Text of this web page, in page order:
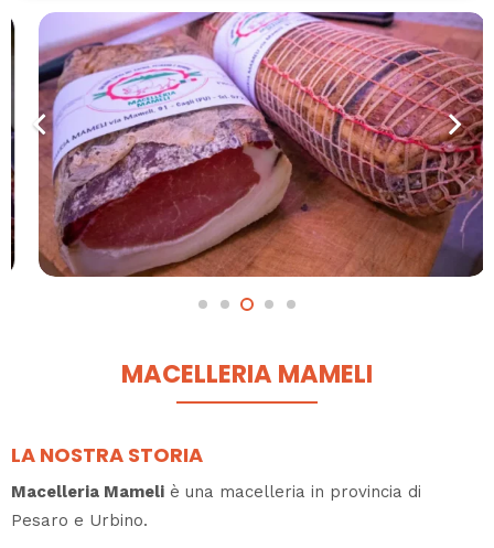
MACELLERIA MAMELI
LA NOSTRA STORIA
Macelleria Mameli è una macelleria in provincia di
Pesaro e Urbino.